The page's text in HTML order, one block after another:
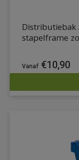
Distributiebak
stapelframe
€10,90